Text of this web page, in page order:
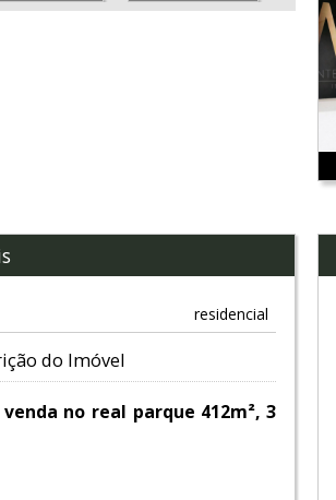
residencial
do Imóvel
no real parque 412m², 3